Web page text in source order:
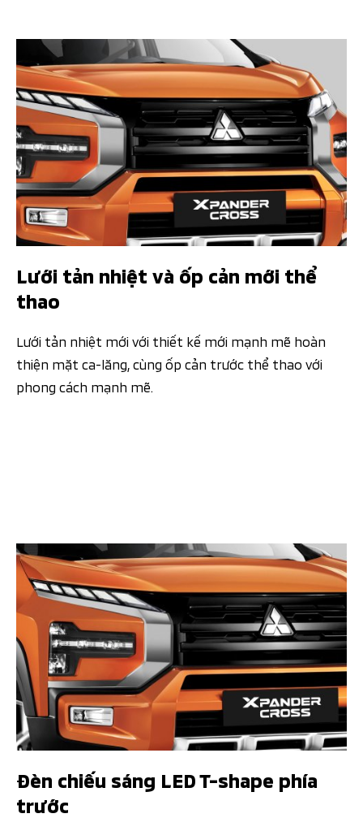
Lưới tản nhiệt và ốp cản mới thể
thao
Lưới tản nhiệt mới với thiết kế mới mạnh mẽ hoàn
thiện mặt ca-lăng, cùng ốp cản trước thể thao với
phong cách mạnh mẽ.​
Đèn chiếu sáng LED T-shape phía
trước